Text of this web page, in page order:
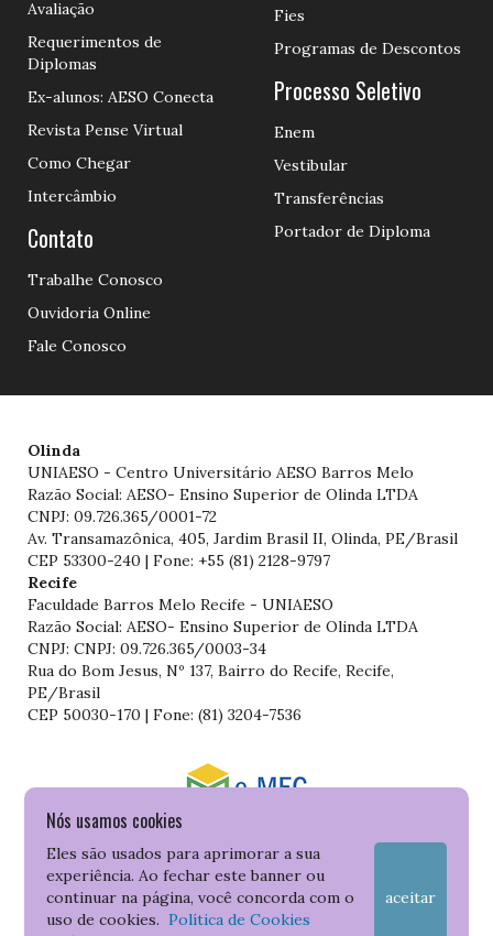
Nós usamos cookies
Eles são usados para aprimorar a sua
experiência. Ao fechar este banner ou
continuar na página, você concorda com o
uso de cookies.Política de Cookies
aceitar
Avaliação
Requerimentos de
Diplomas
Ex-alunos: AESO Conecta
Revista Pense Virtual
Como Chegar
Intercâmbio
Contato
Trabalhe Conosco
Ouvidoria Online
Fale Conosco
Fies
Programas de Descontos
Processo Seletivo
Enem
Vestibular
Transferências
Portador de Diploma
Olinda
UNIAESO - Centro Universitário AESO Barros Melo
Razão Social: AESO- Ensino Superior de Olinda LTDA
CNPJ: 09.726.365/0001-72
Av. Transamazônica, 405, Jardim Brasil II, Olinda, PE/Brasil
CEP 53300-240 | Fone: +55 (81) 2128-9797
Recife
Faculdade Barros Melo Recife - UNIAESO
Razão Social: AESO- Ensino Superior de Olinda LTDA
CNPJ: CNPJ: 09.726.365/0003-34
Rua do Bom Jesus, Nº 137, Bairro do Recife, Recife,
PE/Brasil
CEP 50030-170 | Fone: (81) 3204-7536
Consulte o cadastro da Instituição no Sistema do e-MEC